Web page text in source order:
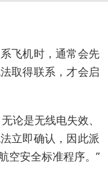
飞机时，通常会先
取得联系，才会启
论是无线电失效、
立即确认，因此派
空安全标准程序。”